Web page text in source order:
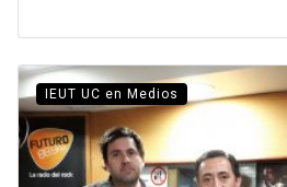
IEUT UC en Medios